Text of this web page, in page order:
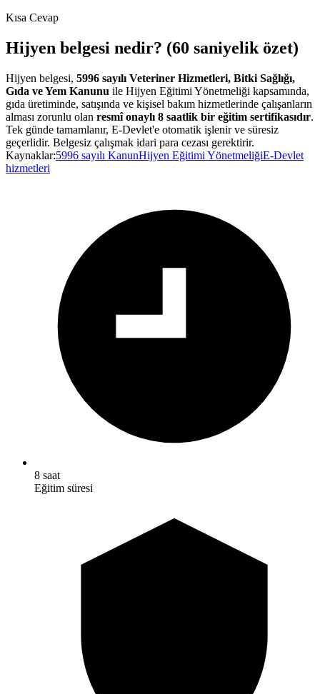
Kısa Cevap
Hijyen belgesi nedir? (60 saniyelik özet)
Hijyen belgesi, 5996 sayılı Veteriner Hizmetleri, Bitki Sağlığı,
Gıda ve Yem Kanunu ile Hijyen Eğitimi Yönetmeliği kapsamında,
gıda üretiminde, satışında ve kişisel bakım hizmetlerinde çalışanların
alması zorunlu olan resmî onaylı 8 saatlik bir eğitim sertifikasıdır.
Tek günde tamamlanır, E-Devlet'e otomatik işlenir ve süresiz
geçerlidir. Belgesiz çalışmak idari para cezası gerektirir.
Kaynaklar:5996 sayılı KanunHijyen Eğitimi YönetmeliğiE-Devlet
hizmetleri
8 saat
Eğitim süresi